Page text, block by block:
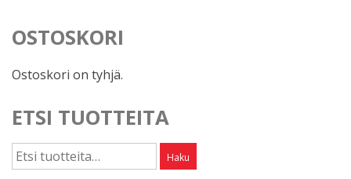
OSTOSKORI
Ostoskori on tyhjä.
ETSI TUOTTEITA
Etsi: Haku